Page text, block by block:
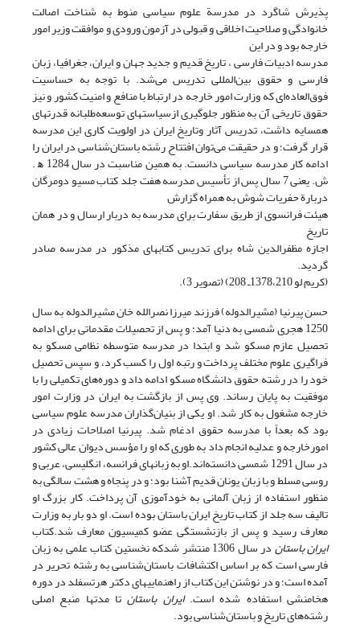
پذیرش شاگرد در مدرسة علوم سیاسی منوط به شناخت اصالت
خانوادگی و صلاحیت اخلاقی و قبولی در آزمون ورودی و موافقت وزیر امور
خارجه بود و در این
مدرسه ادبیات فارسی ، تاریخ قدیم و جدید جهان و ایران، جغرافیا، زبان
فارسی و حقوق بین‌المللی تدریس می‌شد. با توجه به حساسیت
فوق‌العاده‌ای که وزارت امور خارجه در ارتباط با منافع و امنیت کشور و نیز
حقوق تاریخی آن به منظور جلوگیری ازسیاستهای توسعه‌طلبانه قدرتهای
همسایه داشت، تدریس آثار وتاریخ ایران در اولویت‌ کاری این مدرسه
قرار گرفت؛ و در حقیقت می‌توان افتتاح رشته باستان‌شناسی در ایران را
ادامه کار مدرسه سیاسی دانست. به همین مناسبت در سال 1284 ﻫ .
ش. یعنی 7 سال پس از تأسیس مدرسه هفت جلد کتاب مسیو دومرگان
دربارة حفریات شوش به همراه گزارش
هیئت فرانسوی از طریق سفارت برای مدرسه به دربار ارسال و در همان
تاریخ
اجازه مظفرالدین شاه برای تدریس کتابهای مذکور در مدرسه صادر
گردید.
(کریم لو 1378،210ـ 208) (تصویر 3).
حسن پیرنیا (مشیرالدوله) فرزند میرزا نصرالله خان مشیرالدوله به سال
1250 هجری شمسی به دنیا آمد؛ و پس از تحصیلات مقدماتی برای ادامه
تحصیل عازم مسکو شد و ابتدا در مدرسه متوسطه نظامی مسکو به
فراگیری علوم مختلف پرداخت و رتبه اول را کسب کرد، و سپس تحصیل
خود را در رشته حقوق دانشگاه مسکو ادامه داد و دوره‌های تکمیلی را با
موفقیت به پایان رساند. وی پس از بازگشت به ایران در وزارت امور
خارجه مشغول به کار شد. او یکی از بنیان‌گذاران مدرسه علوم سیاسی
بود که بعداً با مدرسه حقوق ادغام شد. پیرنیا اصلاحات زیادی در
امورخارجه و عدلیه انجام داد به طوری که او را مؤسس دیوان عالی کشور
در سال 1291 شمسی دانسته‌اند.او به زبانهای فرانسه، انگلیسی، عربی و
روسی مسلط و با زبان یونان قدیم آشنا بود؛ و در پنجاه و هشت سالگی به
منظور استفاده از زبان آلمانی به خودآموزی آن پرداخت. کار بزرگ او
تالیف سه جلد از کتاب تاریخ ایران باستان بوده است. او دو بار به وزارت
معارف رسید و پس از بازنشستگی عضو کمیسیون معارف شد.کتاب
ایران باستان در سال 1306 منتشر شدکه نخستین کتاب علمی به زبان
فارسی است که بر اساس اکتشافات باستان‌شناسی به رشته تحریر در
آمده است؛ و در نوشتن این کتاب از راهنماییهای دکتر هرتسفلد در دوره
هخامنشی استفاده شده است. ایران باستانتا مدتها منبع اصلی
رشته‌های تاریخ و باستان‌شناسی بود.